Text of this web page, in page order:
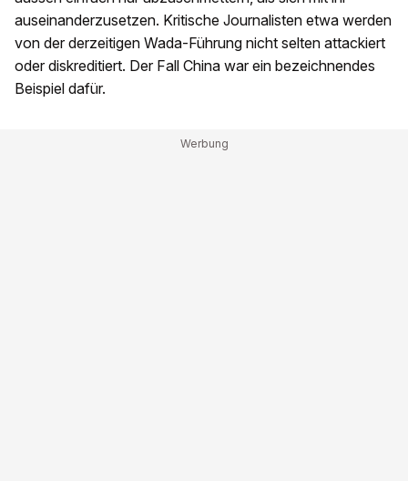
auseinanderzusetzen. Kritische Journalisten etwa werden
von der derzeitigen Wada-Führung nicht selten attackiert
oder diskreditiert. Der Fall China war ein bezeichnendes
Beispiel dafür.